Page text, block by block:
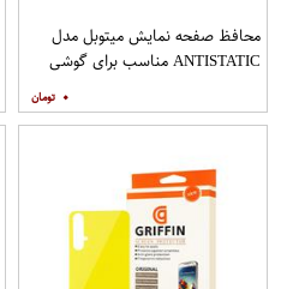
محافظ صفحه نمایش میتوبل مدل
ANTISTATIC مناسب برای گوشی
۰